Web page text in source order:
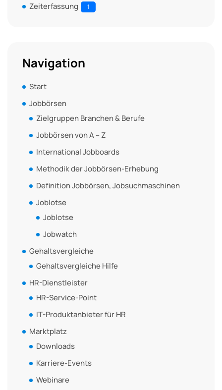
Zeiterfassung 1
Navigation
Start
Jobbörsen
Zielgruppen Branchen & Berufe
Jobbörsen von A – Z
International Jobboards
Methodik der Jobbörsen-Erhebung
Definition Jobbörsen, Jobsuchmaschinen
Joblotse
Joblotse
Jobwatch
Gehaltsvergleiche
Gehaltsvergleiche Hilfe
HR-Dienstleister
HR-Service-Point
IT-Produktanbieter für HR
Marktplatz
Downloads
Karriere-Events
Webinare